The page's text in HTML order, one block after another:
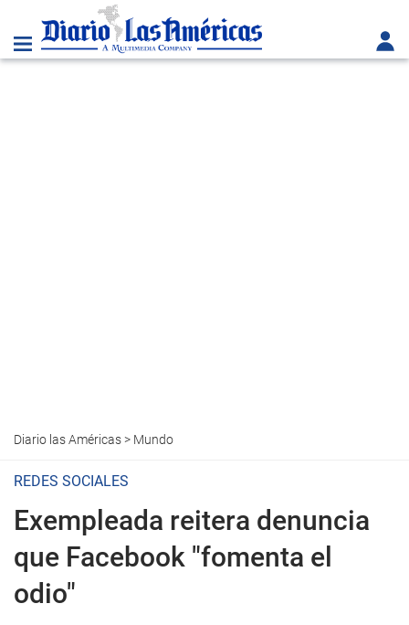
Diario las Américas> Mundo
REDES SOCIALES
Exempleada reitera denuncia
que Facebook "fomenta el
odio"